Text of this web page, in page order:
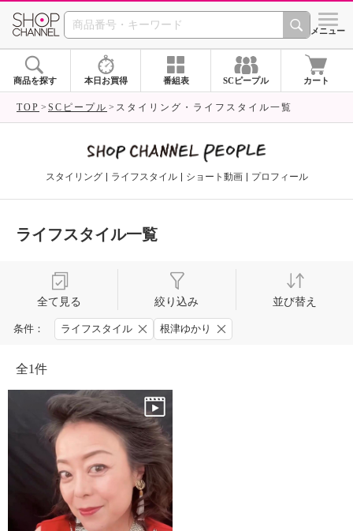
SHOP CHANNEL シメニュー
商品を探す 本日お買得 番組表 SCピープル カート
TOP SCピープル スタイリング・ライフスタイル一覧
スタイリング ライフスタイル ショート動画 プロフィール
ライフスタイル一覧
全て見る 絞り込み 並び替え
条件： ライフスタイル 根津ゆかり
全1件